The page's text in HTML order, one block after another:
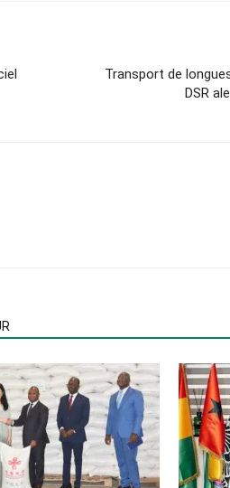
Transport de
DSR